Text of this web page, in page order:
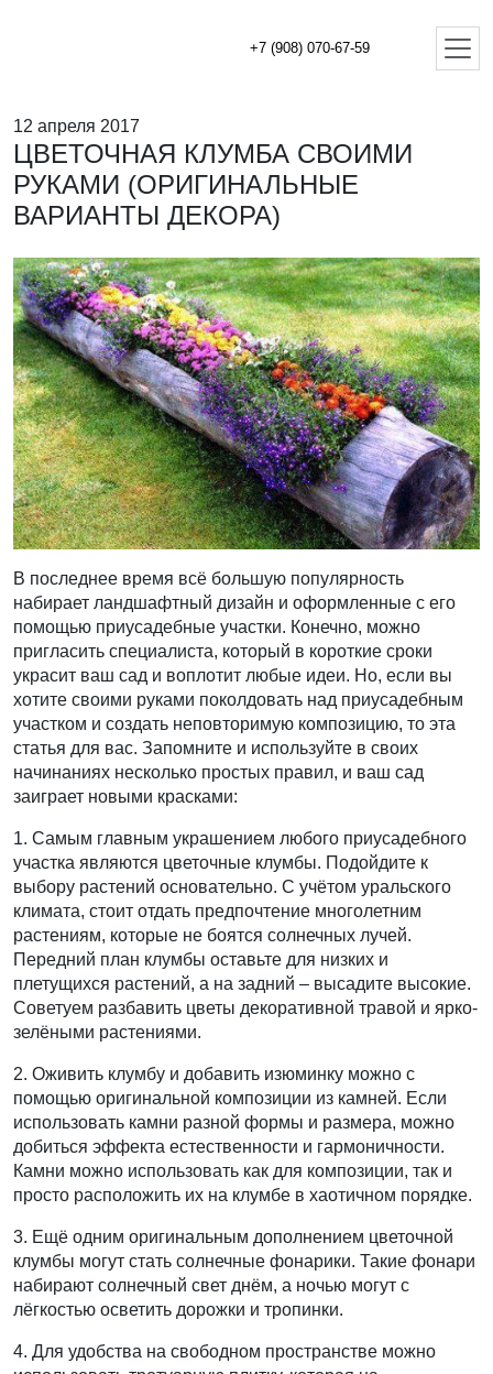
+7 (908) 070-67-59
12 апреля 2017
ЦВЕТОЧНАЯ КЛУМБА СВОИМИ
РУКАМИ (ОРИГИНАЛЬНЫЕ
ВАРИАНТЫ ДЕКОРА)
В последнее время всё большую популярность
набирает ландшафтный дизайн и оформленные с его
помощью приусадебные участки. Конечно, можно
пригласить специалиста, который в короткие сроки
украсит ваш сад и воплотит любые идеи. Но, если вы
хотите своими руками поколдовать над приусадебным
участком и создать неповторимую композицию, то эта
статья для вас. Запомните и используйте в своих
начинаниях несколько простых правил, и ваш сад
заиграет новыми красками:
1. Самым главным украшением любого приусадебного
участка являются цветочные клумбы. Подойдите к
выбору растений основательно. С учётом уральского
климата, стоит отдать предпочтение многолетним
растениям, которые не боятся солнечных лучей.
Передний план клумбы оставьте для низких и
плетущихся растений, а на задний – высадите высокие.
Советуем разбавить цветы декоративной травой и ярко-
зелёными растениями.
2. Оживить клумбу и добавить изюминку можно с
помощью оригинальной композиции из камней. Если
использовать камни разной формы и размера, можно
добиться эффекта естественности и гармоничности.
Камни можно использовать как для композиции, так и
просто расположить их на клумбе в хаотичном порядке.
3. Ещё одним оригинальным дополнением цветочной
клумбы могут стать солнечные фонарики. Такие фонари
набирают солнечный свет днём, а ночью могут с
лёгкостью осветить дорожки и тропинки.
4. Для удобства на свободном пространстве можно